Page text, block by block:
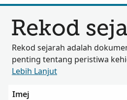
Rekod
Rekod sejarah adalah
penting tentang peristiwa
Lebih Lanjut
Imej